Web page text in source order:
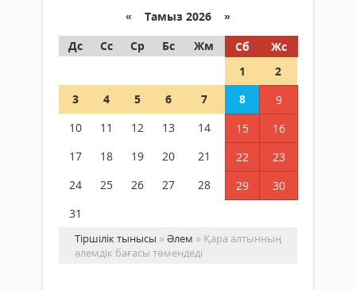
« Тамыз 2026 »
Дс
Сс Ср Бс Жм Сб
Жс
1
2
3
4 5 6 7 8
9
10
11 12 13 14 15
16
17
18 19 20 21 22
23
24
25 26 27 28 29
30
31
Тіршілік тынысы »Әлем » Қара алтынның
әлемдік бағасы төмендеді